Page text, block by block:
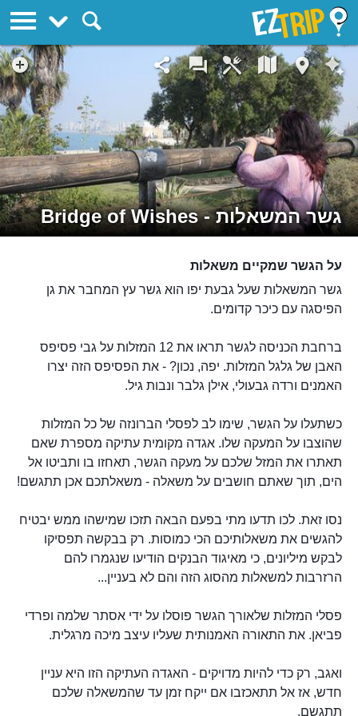
גשר המשאלות - Bridge of Wishes
על הגשר שמקיים משאלות
גשר המשאלות שעל גבעת יפו הוא גשר עץ המחבר את גן
הפיסגה עם כיכר קדומים.
ברחבת הכניסה לגשר תראו את 12 המזלות על גבי פסיפס
האבן של גלגל המזלות. יפה, נכון? - את הפסיפס הזה יצרו
האמנים ורדה גבעולי, אילן גלבר ונבות גיל.
כשתעלו על הגשר, שימו לב לפסלי הברונזה של כל המזלות
שהוצבו על המעקה שלו. אגדה מקומית עתיקה מספרת שאם
תאתרו את המזל שלכם על מעקה הגשר, תאחזו בו ותביטו אל
הים, תוך שאתם חושבים על משאלה - משאלתכם אכן תתגשם!
נסו זאת. לכו תדעו מתי בפעם הבאה תזכו שמישהו ממש יבטיח
להגשים את משאלותיכם הכי כמוסות. רק בבקשה תפסיקו
לבקש מיליונים, כי מאיגוד הבנקים הודיעו שנגמרו להם
הרזרבות למשאלות מהסוג הזה והם לא בעניין...
פסלי המזלות שלאורך הגשר פוסלו על ידי אסתר שלמה ופרדי
פביאן. את התאורה האמנותית שעליו עיצב מיכה מרגלית.
ואגב, רק כדי להיות מדויקים - האגדה העתיקה הזו היא עניין
חדש, אז אל תתאכזבו אם ייקח זמן עד שהמשאלה שלכם
תתגשם.
EZTrip